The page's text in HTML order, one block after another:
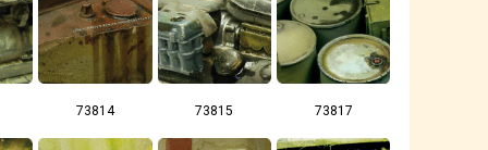
73814 73815 73817